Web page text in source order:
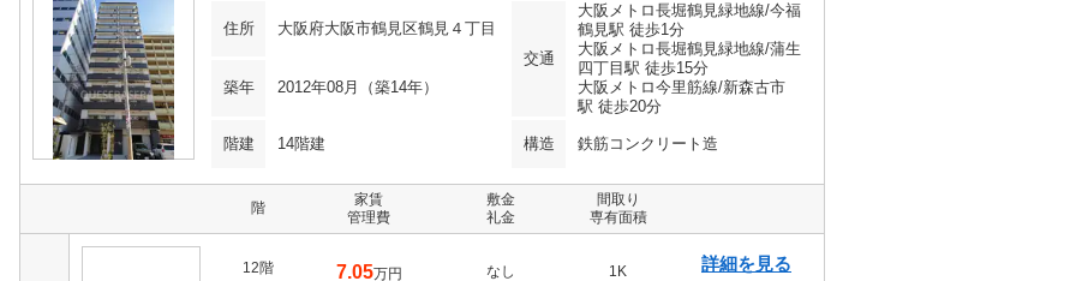
住所
大阪府大阪市鶴見区鶴見４丁目
交通
大阪メトロ長堀鶴見緑地線/今福
鶴見駅 徒歩1分
大阪メトロ長堀鶴見緑地線/蒲生
四丁目駅 徒歩15分
大阪メトロ今里筋線/新森古市
駅 徒歩20分
築年 2012年08月（築14年）
階建 14階建 構造 鉄筋コンクリート造
階
家賃
管理費
敷金
礼金
間取り
専有面積
12階 7.05万円 なし 1K 詳細を見る